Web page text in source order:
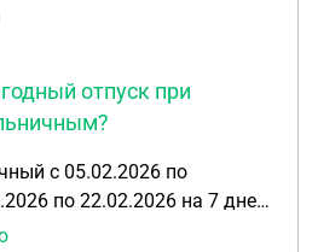
отпуск при
с 05.02.2026 по
по 22.02.2026 на 7 дней
оплачиваемый отпуск.